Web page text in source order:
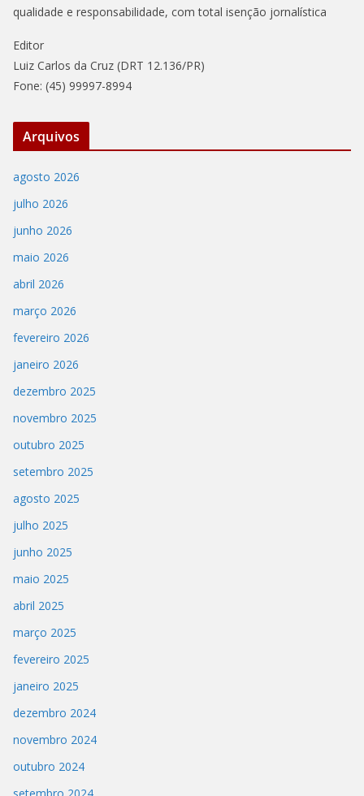
qualidade e responsabilidade, com total isenção jornalística
Editor
Luiz Carlos da Cruz (DRT 12.136/PR)
Fone: (45) 99997-8994
Arquivos
agosto 2026
julho 2026
junho 2026
maio 2026
abril 2026
março 2026
fevereiro 2026
janeiro 2026
dezembro 2025
novembro 2025
outubro 2025
setembro 2025
agosto 2025
julho 2025
junho 2025
maio 2025
abril 2025
março 2025
fevereiro 2025
janeiro 2025
dezembro 2024
novembro 2024
outubro 2024
setembro 2024